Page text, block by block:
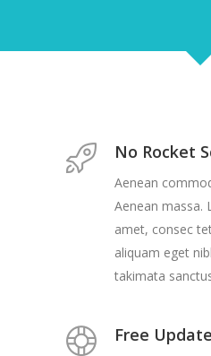
No Rocket
Aenean
Aenean massa.
amet, consec
aliquam eget
takimata
Free